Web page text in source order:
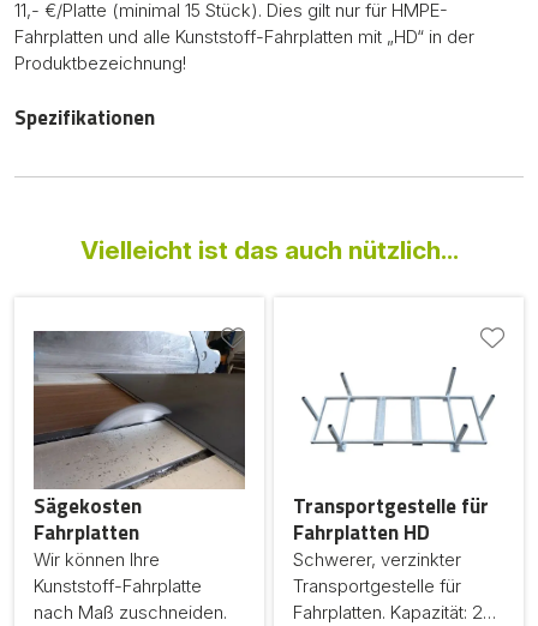
11,- €/Platte (minimal 15 Stück). Dies gilt nur für HMPE-
Fahrplatten und alle Kunststoff-Fahrplatten mit „HD“ in der
Produktbezeichnung!
Spezifikationen
Vielleicht ist das auch nützlich...
Sägekosten
Fahrplatten
Wir können Ihre
Kunststoff-Fahrplatte
nach Maß zuschneiden.
Transportgestelle für
Fahrplatten HD
Schwerer, verzinkter
Transportgestelle für
Fahrplatten. Kapazität: 25